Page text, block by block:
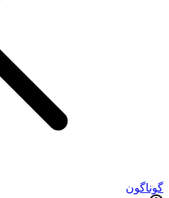
گوناگون